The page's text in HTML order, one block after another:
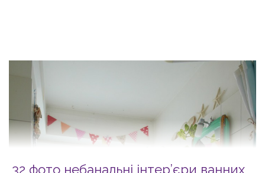
32 фото небанальні інтер’єри ванних